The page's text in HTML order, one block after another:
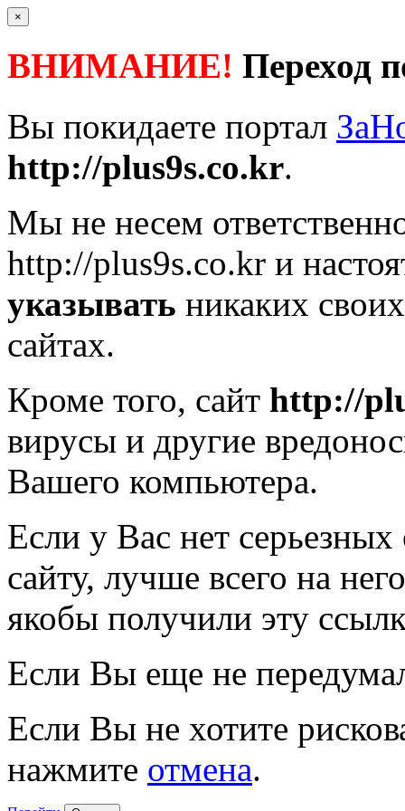
×
ВНИМАНИЕ! Переход
Вы покидаете портал
http://plus9s.co.kr.
Мы не несем
http://plus9s.co.kr и
указывать никаких
сайтах.
Кроме того, сайт http://
вирусы и другие
Вашего компьютера.
Если у Вас нет
сайту, лучше всего на
якобы получили эту
Если Вы еще не
Если Вы не хотите
нажмите отмена.